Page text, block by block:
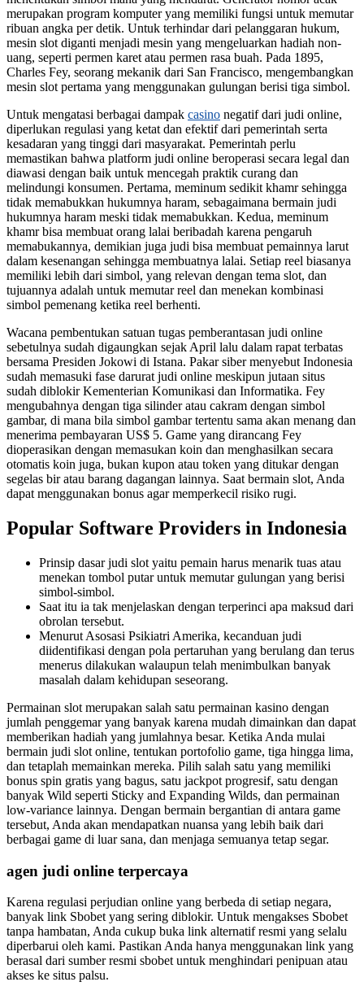
merupakan program komputer yang memiliki fungsi untuk memutar
ribuan angka per detik. Untuk terhindar dari pelanggaran hukum,
mesin slot diganti menjadi mesin yang mengeluarkan hadiah non-
uang, seperti permen karet atau permen rasa buah. Pada 1895,
Charles Fey, seorang mekanik dari San Francisco, mengembangkan
mesin slot pertama yang menggunakan gulungan berisi tiga simbol.
Untuk mengatasi berbagai dampak casino negatif dari judi online,
diperlukan regulasi yang ketat dan efektif dari pemerintah serta
kesadaran yang tinggi dari masyarakat. Pemerintah perlu
memastikan bahwa platform judi online beroperasi secara legal dan
diawasi dengan baik untuk mencegah praktik curang dan
melindungi konsumen. Pertama, meminum sedikit khamr sehingga
tidak memabukkan hukumnya haram, sebagaimana bermain judi
hukumnya haram meski tidak memabukkan. Kedua, meminum
khamr bisa membuat orang lalai beribadah karena pengaruh
memabukannya, demikian juga judi bisa membuat pemainnya larut
dalam kesenangan sehingga membuatnya lalai. Setiap reel biasanya
memiliki lebih dari simbol, yang relevan dengan tema slot, dan
tujuannya adalah untuk memutar reel dan menekan kombinasi
simbol pemenang ketika reel berhenti.
Wacana pembentukan satuan tugas pemberantasan judi online
sebetulnya sudah digaungkan sejak April lalu dalam rapat terbatas
bersama Presiden Jokowi di Istana. Pakar siber menyebut Indonesia
sudah memasuki fase darurat judi online meskipun jutaan situs
sudah diblokir Kementerian Komunikasi dan Informatika. Fey
mengubahnya dengan tiga silinder atau cakram dengan simbol
gambar, di mana bila simbol gambar tertentu sama akan menang dan
menerima pembayaran US$ 5. Game yang dirancang Fey
dioperasikan dengan memasukan koin dan menghasilkan secara
otomatis koin juga, bukan kupon atau token yang ditukar dengan
segelas bir atau barang dagangan lainnya. Saat bermain slot, Anda
dapat menggunakan bonus agar memperkecil risiko rugi.
Popular Software Providers in Indonesia
Prinsip dasar judi slot yaitu pemain harus menarik tuas atau
menekan tombol putar untuk memutar gulungan yang berisi
simbol-simbol.
Saat itu ia tak menjelaskan dengan terperinci apa maksud dari
obrolan tersebut.
Menurut Asosasi Psikiatri Amerika, kecanduan judi
diidentifikasi dengan pola pertaruhan yang berulang dan terus
menerus dilakukan walaupun telah menimbulkan banyak
masalah dalam kehidupan seseorang.
Permainan slot merupakan salah satu permainan kasino dengan
jumlah penggemar yang banyak karena mudah dimainkan dan dapat
memberikan hadiah yang jumlahnya besar. Ketika Anda mulai
bermain judi slot online, tentukan portofolio game, tiga hingga lima,
dan tetaplah memainkan mereka. Pilih salah satu yang memiliki
bonus spin gratis yang bagus, satu jackpot progresif, satu dengan
banyak Wild seperti Sticky and Expanding Wilds, dan permainan
low-variance lainnya. Dengan bermain bergantian di antara game
tersebut, Anda akan mendapatkan nuansa yang lebih baik dari
berbagai game di luar sana, dan menjaga semuanya tetap segar.
agen judi online terpercaya
Karena regulasi perjudian online yang berbeda di setiap negara,
banyak link Sbobet yang sering diblokir. Untuk mengakses Sbobet
tanpa hambatan, Anda cukup buka link alternatif resmi yang selalu
diperbarui oleh kami. Pastikan Anda hanya menggunakan link yang
berasal dari sumber resmi sbobet untuk menghindari penipuan atau
akses ke situs palsu.